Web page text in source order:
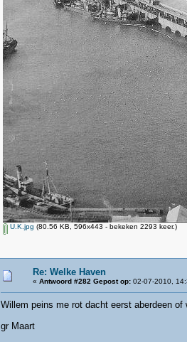
U.K.jpg (80.56 KB, 596x443 - bekeken 2293 keer.)
Re: Welke Haven
« Antwoord #282 Gepost op:02-07-2010,
Willem peins me rot dacht eerst aberdeen
gr Maart